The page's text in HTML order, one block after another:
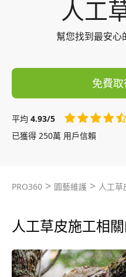
人工
幫您找到最安心
免費
平均 4.93/5
已獲得 250萬 用戶信賴
PRO360 > 園藝維護 > 人工草
人工草皮施工相